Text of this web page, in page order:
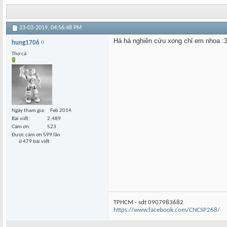
23-03-2019, 04:56:48 PM
hung1706
Thợ cả
Ngày tham gia
Feb 2014
Bài viết
2,489
Cám ơn
523
Được cám ơn 599 lần
ở 479 bài viết
Há há nghiên cứu xong chỉ em nhoa
TPHCM - sdt 0907983682
https://www.facebook.com/CNCSP268/